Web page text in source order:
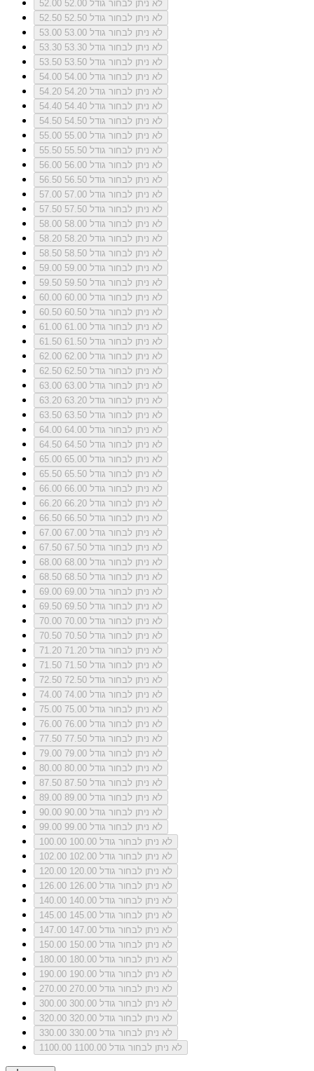
52.00
לא ניתן לבחור גודל 52.00
52.50
לא ניתן לבחור גודל 52.50
53.00
לא ניתן לבחור גודל 53.00
53.30
לא ניתן לבחור גודל 53.30
53.50
לא ניתן לבחור גודל 53.50
54.00
לא ניתן לבחור גודל 54.00
54.20
לא ניתן לבחור גודל 54.20
54.40
לא ניתן לבחור גודל 54.40
54.50
לא ניתן לבחור גודל 54.50
55.00
לא ניתן לבחור גודל 55.00
55.50
לא ניתן לבחור גודל 55.50
56.00
לא ניתן לבחור גודל 56.00
56.50
לא ניתן לבחור גודל 56.50
57.00
לא ניתן לבחור גודל 57.00
57.50
לא ניתן לבחור גודל 57.50
58.00
לא ניתן לבחור גודל 58.00
58.20
לא ניתן לבחור גודל 58.20
58.50
לא ניתן לבחור גודל 58.50
59.00
לא ניתן לבחור גודל 59.00
59.50
לא ניתן לבחור גודל 59.50
60.00
לא ניתן לבחור גודל 60.00
60.50
לא ניתן לבחור גודל 60.50
61.00
לא ניתן לבחור גודל 61.00
61.50
לא ניתן לבחור גודל 61.50
62.00
לא ניתן לבחור גודל 62.00
62.50
לא ניתן לבחור גודל 62.50
63.00
לא ניתן לבחור גודל 63.00
63.20
לא ניתן לבחור גודל 63.20
63.50
לא ניתן לבחור גודל 63.50
64.00
לא ניתן לבחור גודל 64.00
64.50
לא ניתן לבחור גודל 64.50
65.00
לא ניתן לבחור גודל 65.00
65.50
לא ניתן לבחור גודל 65.50
66.00
לא ניתן לבחור גודל 66.00
66.20
לא ניתן לבחור גודל 66.20
66.50
לא ניתן לבחור גודל 66.50
67.00
לא ניתן לבחור גודל 67.00
67.50
לא ניתן לבחור גודל 67.50
68.00
לא ניתן לבחור גודל 68.00
68.50
לא ניתן לבחור גודל 68.50
69.00
לא ניתן לבחור גודל 69.00
69.50
לא ניתן לבחור גודל 69.50
70.00
לא ניתן לבחור גודל 70.00
70.50
לא ניתן לבחור גודל 70.50
71.20
לא ניתן לבחור גודל 71.20
71.50
לא ניתן לבחור גודל 71.50
72.50
לא ניתן לבחור גודל 72.50
74.00
לא ניתן לבחור גודל 74.00
75.00
לא ניתן לבחור גודל 75.00
76.00
לא ניתן לבחור גודל 76.00
77.50
לא ניתן לבחור גודל 77.50
79.00
לא ניתן לבחור גודל 79.00
80.00
לא ניתן לבחור גודל 80.00
87.50
לא ניתן לבחור גודל 87.50
89.00
לא ניתן לבחור גודל 89.00
90.00
לא ניתן לבחור גודל 90.00
99.00
לא ניתן לבחור גודל 99.00
100.00
לא ניתן לבחור גודל 100.00
102.00
לא ניתן לבחור גודל 102.00
120.00
לא ניתן לבחור גודל 120.00
126.00
לא ניתן לבחור גודל 126.00
140.00
לא ניתן לבחור גודל 140.00
145.00
לא ניתן לבחור גודל 145.00
147.00
לא ניתן לבחור גודל 147.00
150.00
לא ניתן לבחור גודל 150.00
180.00
לא ניתן לבחור גודל 180.00
190.00
לא ניתן לבחור גודל 190.00
270.00
לא ניתן לבחור גודל 270.00
300.00
לא ניתן לבחור גודל 300.00
320.00
לא ניתן לבחור גודל 320.00
330.00
לא ניתן לבחור גודל 330.00
1100.00
לא ניתן לבחור גודל 1100.00